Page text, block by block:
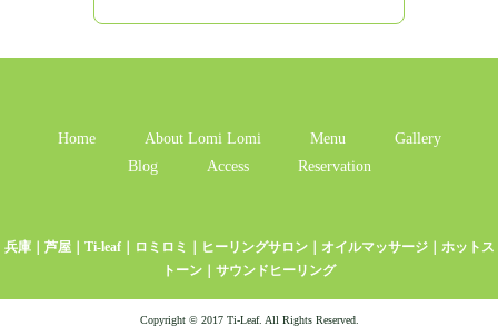
Home About Lomi Lomi Menu
Gallery
Blog
Access Reservation
兵庫｜芦屋｜Ti-leaf｜ロミロミ｜ヒーリングサロン｜オイルマッサージ｜ホットス
トーン｜サウンドヒーリング
Copyright © 2017 Ti-Leaf. All Rights Reserved.